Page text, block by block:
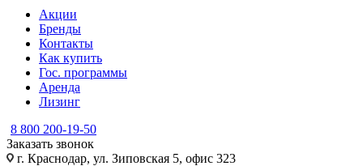
Акции
Бренды
Контакты
Как купить
Гос. программы
Аренда
Лизинг
8 800 200-19-50
Заказать звонок
г. Краснодар, ул. Зиповская 5, офис 323